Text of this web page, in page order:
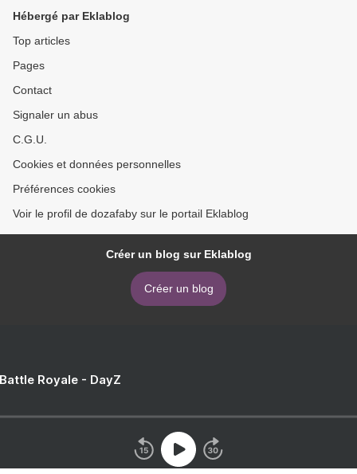
Hébergé par Eklablog
Top articles
Pages
Contact
Signaler un abus
C.G.U.
Cookies et données personnelles
Préférences cookies
Voir le profil de dozafaby sur le portail Eklablog
Créer un blog sur Eklablog
Créer un blog
Royale - DayZ